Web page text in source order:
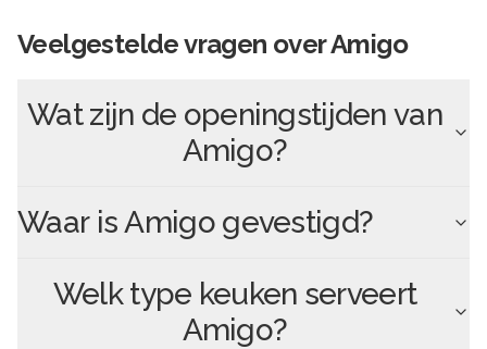
Veelgestelde vragen overAmigo
Wat zijn de openingstijden van
Amigo?
Waar isAmigogevestigd?
Welk type keuken serveert
Amigo?